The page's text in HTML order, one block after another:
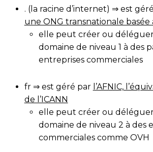
. (la racine d’internet) ⇒ est
une ONG transnationale
elle peut créer ou
domaine de niveau 1 à des
entreprises commerciales
fr ⇒ est géré par l’AFNIC,
de l’ICANN
elle peut créer ou
domaine de niveau 2 à des
commerciales comme OVH